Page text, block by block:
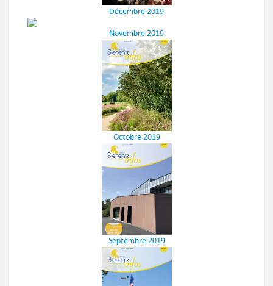
Décembre 2019
Novembre 2019
Octobre 2019
Septembre 2019